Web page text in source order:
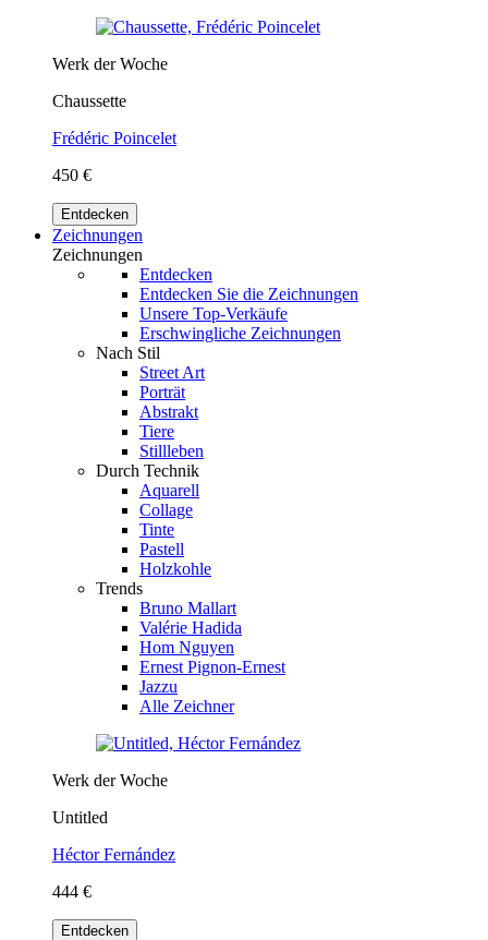
Werk der Woche
Chaussette
Frédéric Poincelet
450 €
Entdecken
Zeichnungen
Zeichnungen
Entdecken
Entdecken Sie die Zeichnungen
Unsere Top-Verkäufe
Erschwingliche Zeichnungen
Nach Stil
Street Art
Porträt
Abstrakt
Tiere
Stillleben
Durch Technik
Aquarell
Collage
Tinte
Pastell
Holzkohle
Trends
Bruno Mallart
Valérie Hadida
Hom Nguyen
Ernest Pignon-Ernest
Jazzu
Alle Zeichner
Werk der Woche
Untitled
Héctor Fernández
444 €
Entdecken